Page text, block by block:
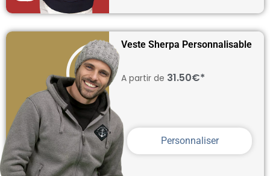
Veste Sherpa Personnalisable
A partir de 31.50€*
Personnaliser